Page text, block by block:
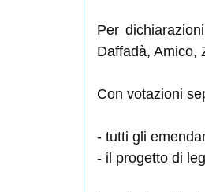
Per
Daffadà, Amico,
Con votazioni
- tutti gli
- il progetto di